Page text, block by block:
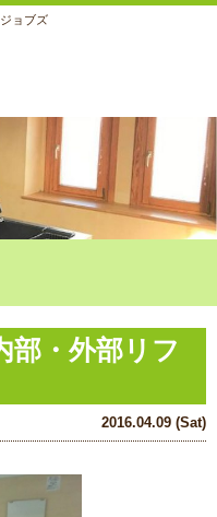
ョブズ
・外部リフ
2016.04.09 (Sat)